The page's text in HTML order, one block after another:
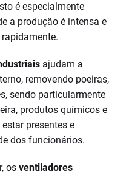
é especialmente
a produção é intensa e
ajudam a
removendo poeiras,
sendo particularmente
produtos químicos e
presentes e
dos funcionários.
osventiladores